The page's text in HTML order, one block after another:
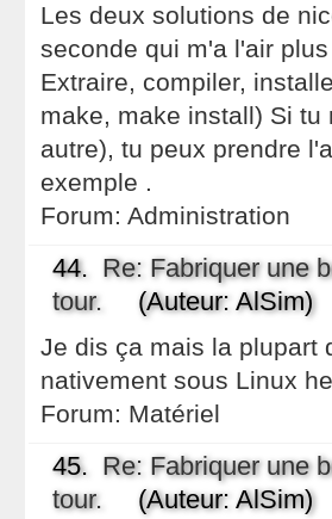
Les deux solutions de
seconde qui m'a l'air
Extraire, compiler,
make, make install) Si
autre), tu peux prendre
exemple .
Forum: Administration
44. Re: Fabriquer une
tour. (Auteur: AlSim)
Je dis ça mais la plupart
nativement sous Linux
Forum: Matériel
45. Re: Fabriquer une
tour. (Auteur: AlSim)